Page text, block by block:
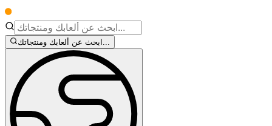
ابحث عن ألعابك ومنتجاتك...